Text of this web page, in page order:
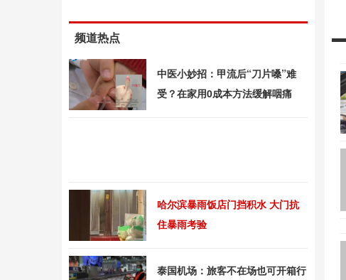
频道热点
中医小妙招：甲流后“刀片嗓”难
受？在家用0成本方法缓解咽痛
哈尔滨暴雨饭店门挡积水 大门抗
住暴雨考验
泰国机场：旅客不在场也可开箱行